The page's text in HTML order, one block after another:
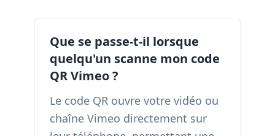
Que se passe-t-il lorsque
quelqu'un scanne mon code
QR Vimeo ?
Le code QR ouvre votre vidéo ou
chaîne Vimeo directement sur